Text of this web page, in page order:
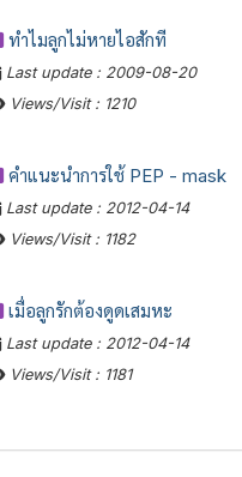
ทำไมลูกไม่หายไอสักที
Last update : 2009-08-20
Views/Visit : 1210
คำแนะนำการใช้ PEP - mask
Last update : 2012-04-14
Views/Visit : 1182
เมื่อลูกรักต้องดูดเสมหะ
Last update : 2012-04-14
Views/Visit : 1181